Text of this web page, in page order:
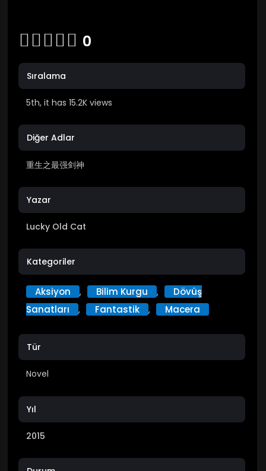
0
Sıralama
5th, it has 15.2K views
Diğer Adlar
重生之最强剑神
Yazar
Lucky Old Cat
Kategoriler
Aksiyon , Bilim Kurgu ,
Dövüş
Sanatları
, Fantastik , Macera
Tür
Novel
Yıl
2015